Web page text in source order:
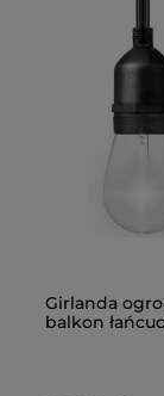
Girlanda
balkon